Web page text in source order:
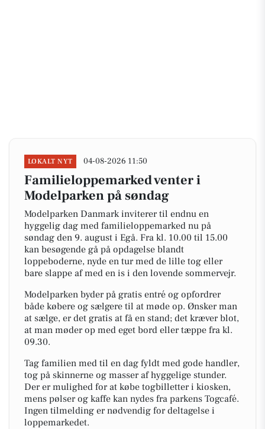
LOKALT NYT 04-08-2026 11:50
Familieloppemarked venter i
Modelparken på søndag
Modelparken Danmark inviterer til endnu en
hyggelig dag med familieloppemarked nu på
søndag den 9. august i Egå. Fra kl. 10.00 til 15.00
kan besøgende gå på opdagelse blandt
loppeboderne, nyde en tur med de lille tog eller
bare slappe af med en is i den lovende sommervejr.
Modelparken byder på gratis entré og opfordrer
både købere og sælgere til at møde op. Ønsker man
at sælge, er det gratis at få en stand; det kræver blot,
at man møder op med eget bord eller tæppe fra kl.
09.30.
Tag familien med til en dag fyldt med gode handler,
tog på skinnerne og masser af hyggelige stunder.
Der er mulighed for at købe togbilletter i kiosken,
mens pølser og kaffe kan nydes fra parkens Togcafé.
Ingen tilmelding er nødvendig for deltagelse i
loppemarkedet.